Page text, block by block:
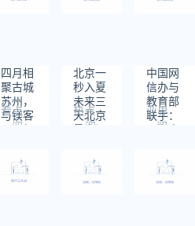
四月相
聚古城
苏州，
与镁客
网一起
未来
看点
阅
北京一
秒入夏
未来三
天北京
最高温
30℃
热点
阅
925
中国网
信办与
教育部
联手：
预期十
4-6所
国际知
名网络
业界
阅
1383